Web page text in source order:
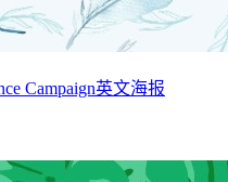
Campaign英文海报